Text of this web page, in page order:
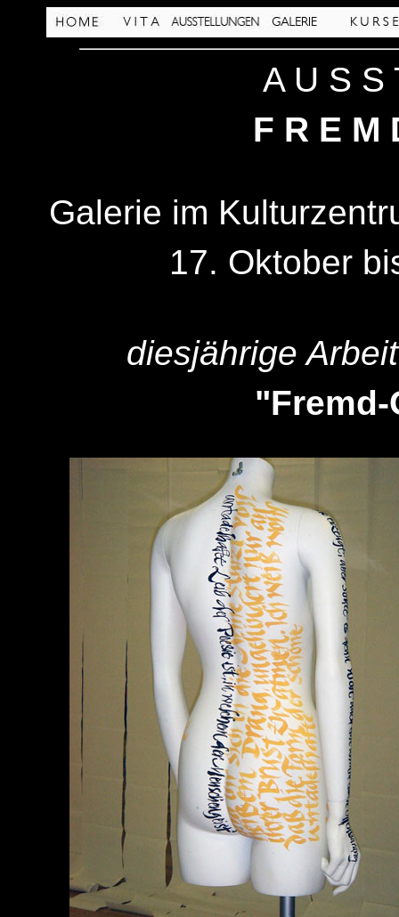
A U S S
F R E M
Galerie im
17. Oktober
diesjährige